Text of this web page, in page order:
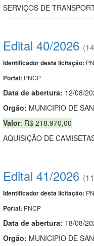
SERVIÇOS DE
Edital 40/2026
Identificador desta licitação:
Portal: PNCP
Data de abertura: 12/08/
Orgão: MUNICIPIO DE
Valor: R$ 218.970,00
AQUISIÇÃO DE
Edital 41/2026
Identificador desta licitação:
Portal: PNCP
Data de abertura: 18/08/
Orgão: MUNICIPIO DE